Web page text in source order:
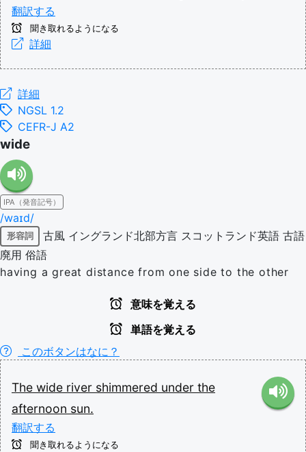
翻訳する
聞き取れるようになる
詳細
詳細
NGSL 1.2
CEFR-J A2
wide
IPA（発音記号）
/waɪd/
形容詞 古風 イングランド北部方言 スコットランド英語 古語
廃用 俗語
having a great distance from one side to the other
意味を覚える
単語を覚える
このボタンはなに？
The wide river shimmered under the
afternoon sun.
翻訳する
聞き取れるようになる